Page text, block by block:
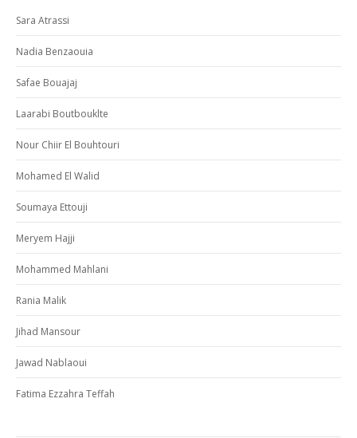
Sara Atrassi
Nadia Benzaouia
Safae Bouajaj
Laarabi Boutbouklte
Nour Chiir El Bouhtouri
Mohamed El Walid
Soumaya Ettouji
Meryem Hajji
Mohammed Mahlani
Rania Malik
Jihad Mansour
Jawad Nablaoui
Fatima Ezzahra Teffah